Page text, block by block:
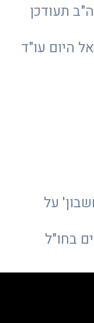
תעודכן
היום עו"ד
על
בחו"ל